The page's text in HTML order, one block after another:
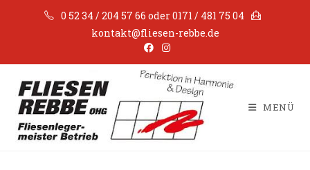
0 52 34 / 204 57 66 oder 0171 / 481 75 04
kontakt@fliesen-rebbe.de
MENÜ